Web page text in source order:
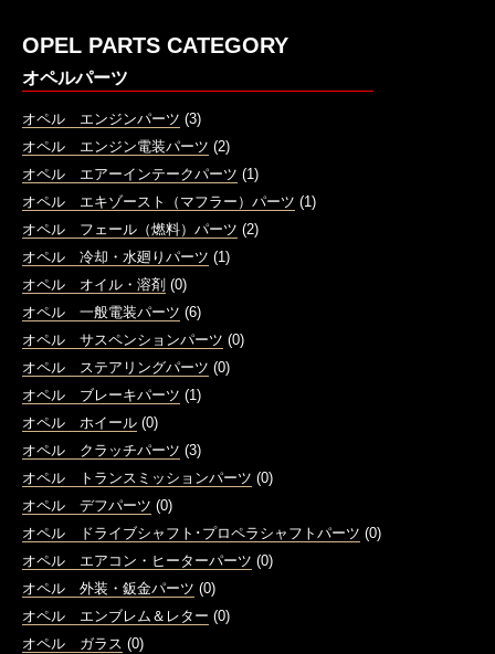
OPEL PARTS CATEGORY
オペルパーツ
オペル エンジンパーツ (3)
オペル エンジン電装パーツ (2)
オペル エアーインテークパーツ (1)
オペル エキゾースト（マフラー）パーツ (1)
オペル フェール（燃料）パーツ (2)
オペル 冷却・水廻りパーツ (1)
オペル オイル・溶剤 (0)
オペル 一般電装パーツ (6)
オペル サスペンションパーツ (0)
オペル ステアリングパーツ (0)
オペル ブレーキパーツ (1)
オペル ホイール (0)
オペル クラッチパーツ (3)
オペル トランスミッションパーツ (0)
オペル デフパーツ (0)
オペル ドライブシャフト･プロペラシャフトパーツ (0)
オペル エアコン・ヒーターパーツ (0)
オペル 外装・鈑金パーツ (0)
オペル エンブレム＆レター (0)
オペル ガラス (0)